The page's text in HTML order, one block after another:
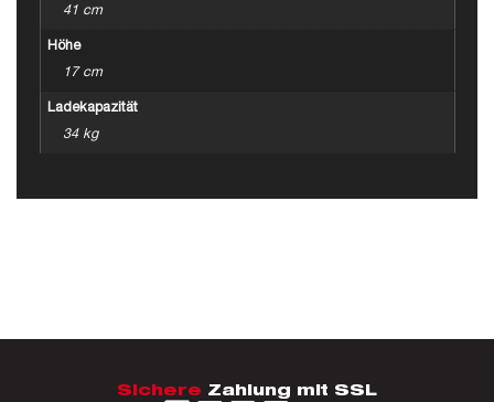
41 cm
Höhe
17 cm
Ladekapazität
34 kg
Sichere Zahlung mit SSL